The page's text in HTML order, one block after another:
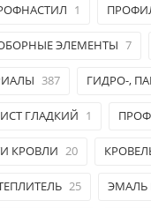
1
ЭЛЕМЕНТЫ 7
387 ГИДРО-,
ГЛАДКИЙ 1
КРОВЛИ 20
25 ЭМАЛЬ